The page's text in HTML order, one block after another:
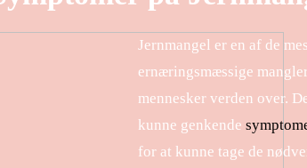
Jernmangel er en af de
ernæringsmæssige
mennesker verden over.
kunne genkende
for at kunne tage de